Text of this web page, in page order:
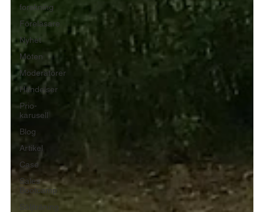
forskning
Föreläsare
Nyhet
Möten
Moderatorer
Händelser
Prio-
karusell
Blog
Artikel
Case
Sales
Bootcamp
Säljträning